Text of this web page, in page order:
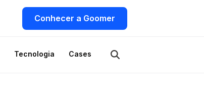
Conhecer a Goomer
Tecnologia Cases